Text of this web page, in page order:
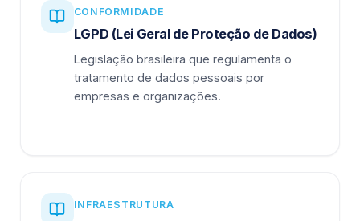
CONFORMIDADE
LGPD (Lei Geral de Proteção de Dados)
Legislação brasileira que regulamenta o
tratamento de dados pessoais por
empresas e organizações.
INFRAESTRUTURA